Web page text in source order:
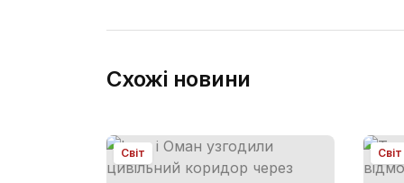
Схожі новини
Світ Світ